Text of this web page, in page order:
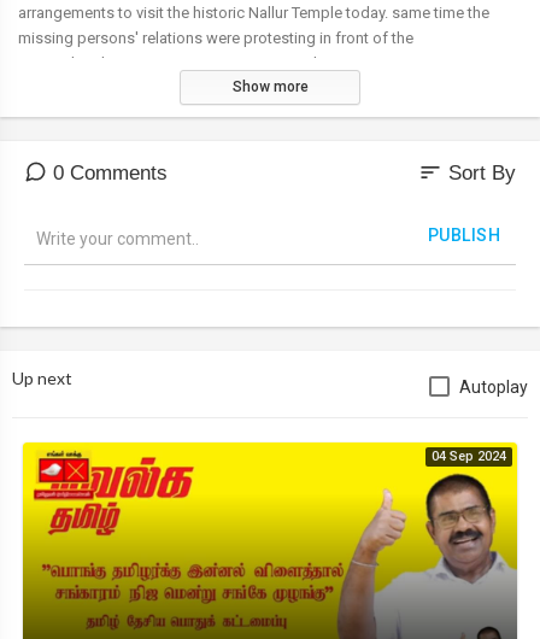
arrangements to visit the historic Nallur Temple today. same time the
missing persons' relations were protesting in front of the
Wannathipalam Economic Center in Matuvil.
Show more
0 Comments sort Sort By
PUBLISH
Up next Autoplay
04 Sep 2024